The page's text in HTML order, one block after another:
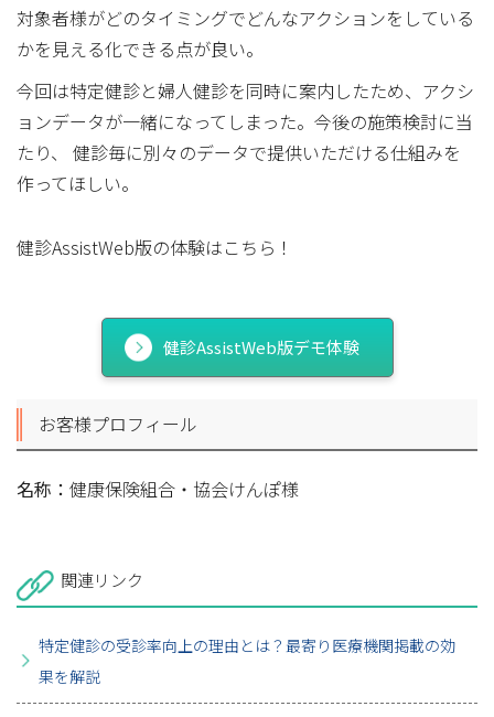
対象者様がどのタイミングでどんなアクションをしている
かを見える化できる点が良い。
今回は特定健診と婦人健診を同時に案内したため、アクシ
ョンデータが一緒になってしまった。今後の施策検討に当
たり、 健診毎に別々のデータで提供いただける仕組みを
作ってほしい。
健診AssistWeb版の体験はこちら！
健診AssistWeb版デモ体験
お客様プロフィール
名称： 健康保険組合・協会けんぽ様
関連リンク
特定健診の受診率向上の理由とは？最寄り医療機関掲載の効
果を解説